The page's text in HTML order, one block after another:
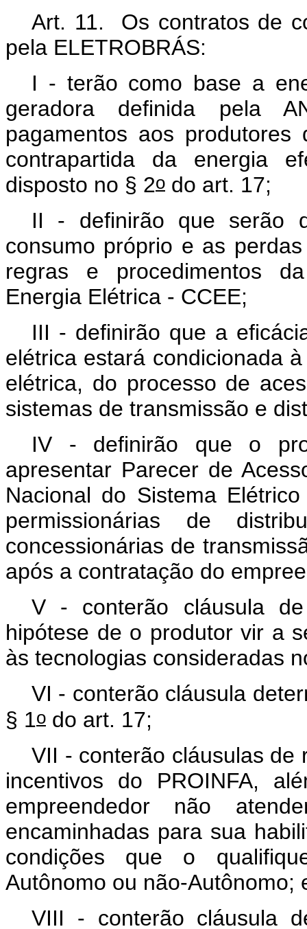
Art. 11.
Os contratos de
pela ELETROBRÁS:
I - terão como base a
geradora definida pela
pagamentos aos
contrapartida da energia
disposto no § 2o do art. 17;
II - definirão que serão
consumo próprio e as
regras e procedimentos
Energia Elétrica - CCEE;
III - definirão que a
elétrica estará condicionada
elétrica, do processo de
sistemas de transmissão e
IV - definirão que o
apresentar Parecer de
Nacional do Sistema
permissionárias de
concessionárias de
após a contratação do
V - conterão cláusula
hipótese de o produtor vir a
às tecnologias consideradas
VI - conterão cláusula
§ 1o do art. 17;
VII - conterão cláusulas de
incentivos do PROINFA,
empreendedor não
encaminhadas para sua
condições que o
Autônomo ou não-Autônomo;
VIII - conterão cláusula